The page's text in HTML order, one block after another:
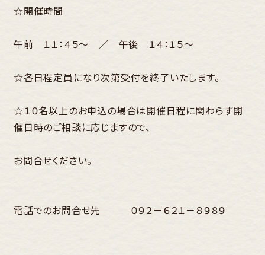
☆開催時間
午前 １１：４５～ ／ 午後 １４：１５～
☆各日程定員になり次第受付を終了いたします。
☆１０名以上のお申込の場合は開催日程に関わらず開
催日時のご相談に応じますので、
お問合せください。
電話でのお問合せ先 ０９２－６２１－８９８９